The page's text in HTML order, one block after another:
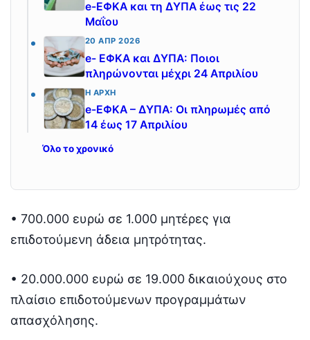
e-ΕΦΚΑ και τη ΔΥΠΑ έως τις 22
Μαΐου
20 ΑΠΡ 2026
e- ΕΦΚΑ και ΔΥΠΑ: Ποιοι
πληρώνονται μέχρι 24 Απριλίου
Η ΑΡΧΉ
e-ΕΦΚΑ – ΔΥΠΑ: Οι πληρωμές από
14 έως 17 Απριλίου
Όλο το χρονικό
• 700.000 ευρώ σε 1.000 μητέρες για
επιδοτούμενη άδεια μητρότητας.
• 20.000.000 ευρώ σε 19.000 δικαιούχους στο
πλαίσιο επιδοτούμενων προγραμμάτων
απασχόλησης.